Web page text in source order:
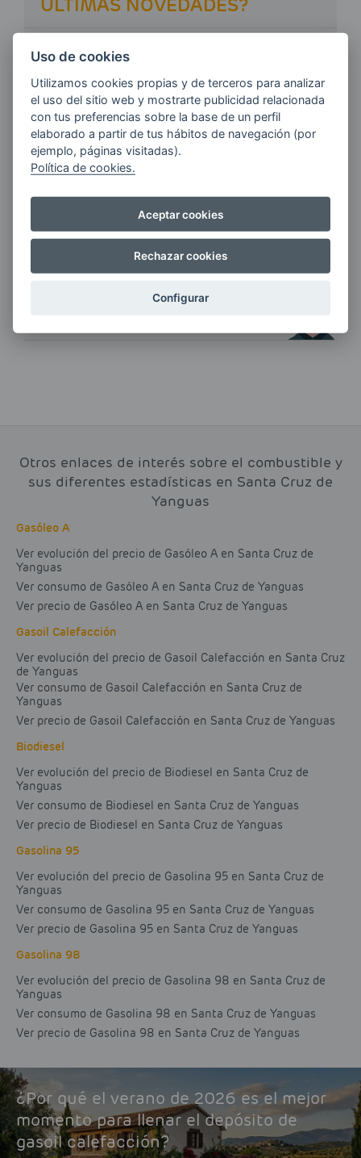
ÚLTIMAS NOVEDADES?
E-MAIL
Quiero recibir las últimas novedades de AVIA
ENERGIAS por cualquier medio, incluido
electrónico.Más información
Si tienes alguna duda durante el
pedido escríbenos a:
Otros enlaces de interés sobre el combustible y
sus diferentes estadísticas en Santa Cruz de
Yanguas
Gasóleo A
Ver evolución del precio de Gasóleo A en Santa Cruz de
Yanguas
Ver consumo de Gasóleo A en Santa Cruz de Yanguas
Ver precio de Gasóleo A en Santa Cruz de Yanguas
Gasoil Calefacción
Ver evolución del precio de Gasoil Calefacción en Santa Cruz
de Yanguas
Ver consumo de Gasoil Calefacción en Santa Cruz de
Yanguas
Ver precio de Gasoil Calefacción en Santa Cruz de Yanguas
Biodiesel
Ver evolución del precio de Biodiesel en Santa Cruz de
Yanguas
Ver consumo de Biodiesel en Santa Cruz de Yanguas
Ver precio de Biodiesel en Santa Cruz de Yanguas
Gasolina 95
Ver evolución del precio de Gasolina 95 en Santa Cruz de
Yanguas
Ver consumo de Gasolina 95 en Santa Cruz de Yanguas
Ver precio de Gasolina 95 en Santa Cruz de Yanguas
Gasolina 98
Ver evolución del precio de Gasolina 98 en Santa Cruz de
Yanguas
Ver consumo de Gasolina 98 en Santa Cruz de Yanguas
Ver precio de Gasolina 98 en Santa Cruz de Yanguas
¿Por qué el verano de 2026 es el mejor
momento para llenar el depósito de
gasoil calefacción?
Uso de cookies
Utilizamos cookies propias y de terceros para analizar
el uso del sitio web y mostrarte publicidad relacionada
con tus preferencias sobre la base de un perfil
elaborado a partir de tus hábitos de navegación (por
ejemplo, páginas visitadas).
Política de cookies.
Aceptar cookies
Rechazar cookies
Configurar